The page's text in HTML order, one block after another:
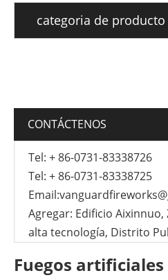
categoria de producto
CONTÁCTENOS
Tel: + 86-0731-83338726
Tel: + 86-0731-83338725
Email:
Agregar: Edificio
alta tecnología, Distrito
Fuegos